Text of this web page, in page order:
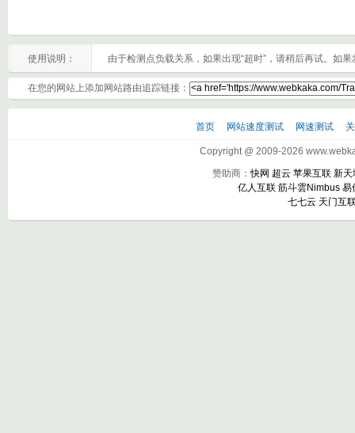
使用说明： 由于检测点负载关系，如果出现“超时”，请稍后再试。如
在您的网站上添加网站路由追踪链接：
首页 网站速度测试 网速测试
Copyright @ 2009-2026
赞助商：快网 超云 苹果互联 新天
亿人互联 筋斗雲Nimbus 易
七七云 天门互